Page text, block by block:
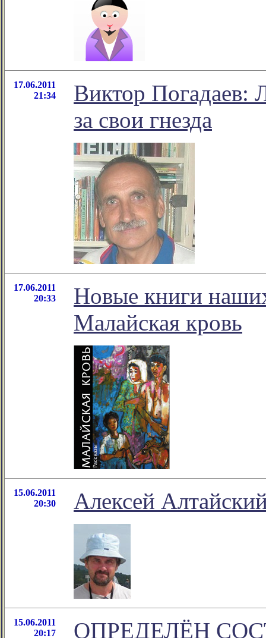
17.06.2011
21:34
Виктор Погадаев:
за свои гнезда
17.06.2011
20:33
Новые книги
Малайская кровь
15.06.2011
20:30
Алексей
15.06.2011
20:17
ОПРЕДЕЛЁН